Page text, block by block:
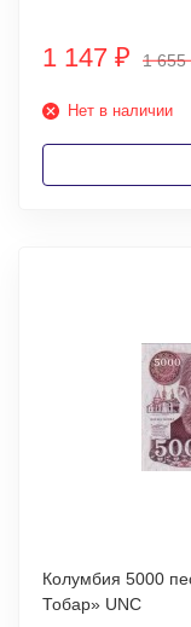
1 147 ₽ 1 655
Нет в наличии
Колумбия 5000
Тобар» UNC